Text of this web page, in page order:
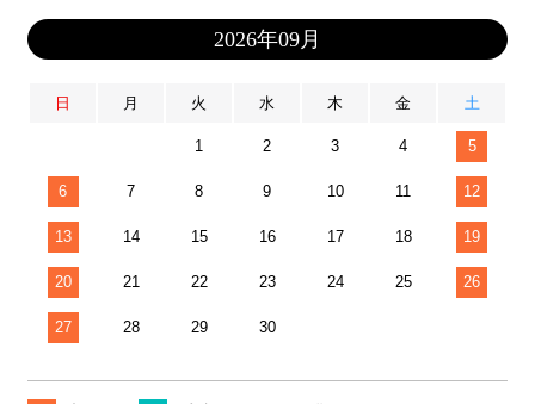
2026年09月
日 月 火 水 木 金 土
1 2 3 4 5
6 7 8 9 10 11 12
13 14 15 16 17 18 19
20 21 22 23 24 25 26
27 28 29 30